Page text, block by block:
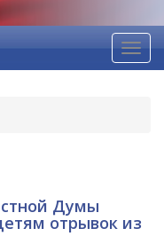
Думы
отрывок из